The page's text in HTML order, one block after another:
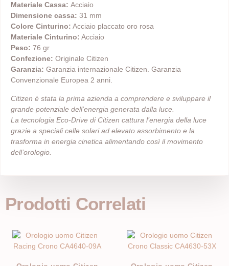
Materiale Cassa: Acciaio
Dimensione cassa: 31 mm
Colore Cinturino: Acciaio placcato oro rosa
Materiale Cinturino: Acciaio
Peso: 76 gr
Confezione: Originale Citizen
Garanzia: Garanzia internazionale Citizen. Garanzia
Convenzionale Europea 2 anni.
Citizen è stata la prima azienda a comprendere e sviluppare il
grande potenziale dell’energia generata dalla luce.
La tecnologia Eco-Drive di Citizen cattura l’energia della luce
grazie a speciali celle solari ad elevato assorbimento e la
trasforma in energia cinetica alimentando così il movimento
dell’orologio.
Prodotti Correlati